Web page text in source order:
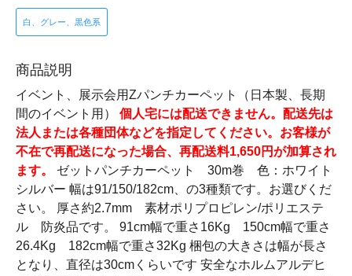
白、グレー、黒色系
商品説明
イベント、展示会用Zパンチカーペット（日本製、長期
間のイベント用） 個人宅には配送できません。配送先は
法人または各種団体などを指定してください。お客様が
不在で再配送になった場合、再配送料1,650円が加算され
ます。
ゼットパンチカーペット 30m巻 色：ホワイト
シルバー 幅は91/150/182cm、の3種類です。お選びくだ
さい。 厚さ約2.7mm 素材ポリプロピレン/ポリエステ
ル 防炎品です。 91cm幅で重さ16Kg 150cm幅で重さ
26.4Kg 182cm幅で重さ32Kg 梱包の大きさは幅が長さ
となり、直径は30cmくらいです 安全なホルムアルデヒ